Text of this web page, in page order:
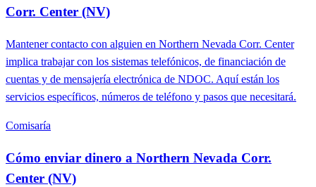
Corr. Center (NV)
Mantener contacto con alguien en Northern Nevada Corr. Center
implica trabajar con los sistemas telefónicos, de financiación de
cuentas y de mensajería electrónica de NDOC. Aquí están los
servicios específicos, números de teléfono y pasos que necesitará.
Comisaría
Cómo enviar dinero a Northern Nevada Corr.
Center (NV)